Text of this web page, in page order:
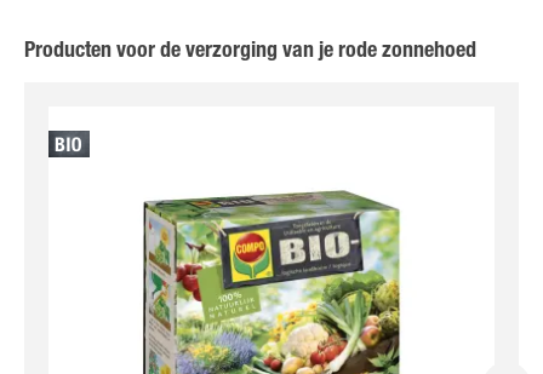
Producten voor de verzorging van je rode zonnehoed